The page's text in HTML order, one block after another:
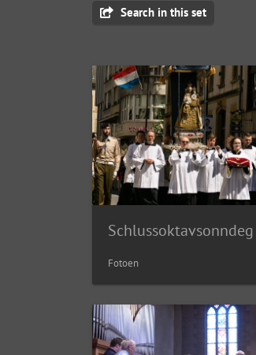
Search in this set
Fotoen